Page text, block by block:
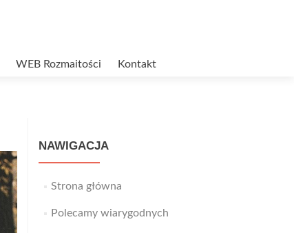
WEB Rozmaitości Kontakt
NAWIGACJA
Strona główna
Polecamy wiarygodnych